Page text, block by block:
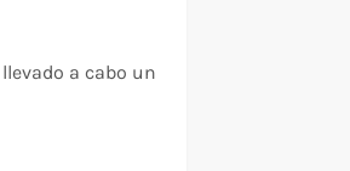
a cabo un